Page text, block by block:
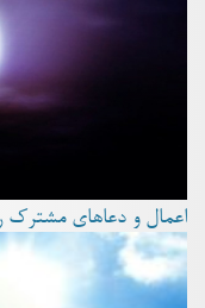
اعمال و دعاهای مشترک